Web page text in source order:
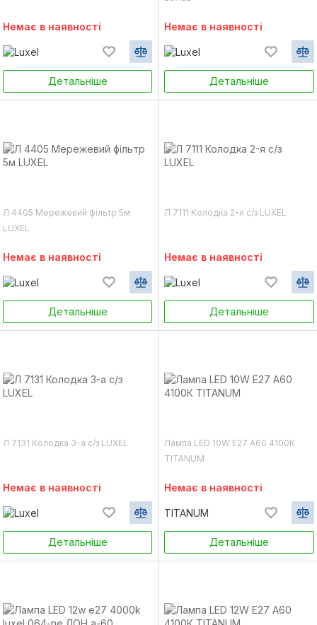
Немає в наявності
Детальніше
Немає в наявності
Детальніше
Л 4405 Мережевий фільтр 5м
LUXEL
Немає в наявності
Детальніше
Л 7111 Колодка 2-я с/з LUXEL
Немає в наявності
Детальніше
Л 7131 Колодка 3-а с/з LUXEL
Немає в наявності
Детальніше
Лампа LED 10W E27 А60 4100К
TITANUM
Немає в наявності
TITANUM
Детальніше